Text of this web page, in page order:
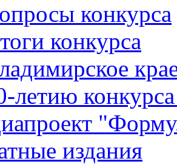
конкурса
конкурса
летию
издания